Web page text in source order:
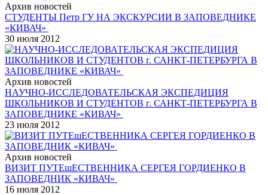
Архив новостей
СТУДЕНТЫ Петр ГУ НА ЭКСКУРСИИ В ЗАПОВЕДНИКЕ
«КИВАЧ»
30 июля 2012
Архив новостей
НАУЧНО-ИССЛЕДОВАТЕЛЬСКАЯ ЭКСПЕДИЦИЯ
ШКОЛЬНИКОВ И СТУДЕНТОВ г. САНКТ-ПЕТЕРБУРГА В
ЗАПОВЕДНИКЕ «КИВАЧ»
23 июля 2012
Архив новостей
ВИЗИТ ПУТЕшЕСТВЕННИКА СЕРГЕЯ ГОРДИЕНКО В
ЗАПОВЕДНИК «КИВАЧ»
16 июля 2012